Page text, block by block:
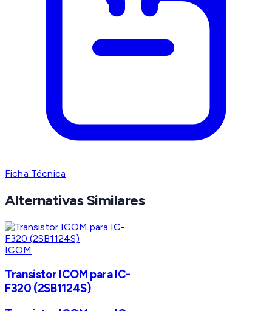
Ficha Técnica
Alternativas Similares
ICOM
Transistor ICOM para IC-
F320 (2SB1124S)